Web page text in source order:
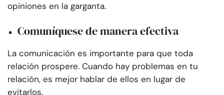
opiniones en la garganta.
Comuníquese de manera efectiva
La comunicación es importante para que toda
relación prospere. Cuando hay problemas en tu
relación, es mejor hablar de ellos en lugar de
evitarlos.